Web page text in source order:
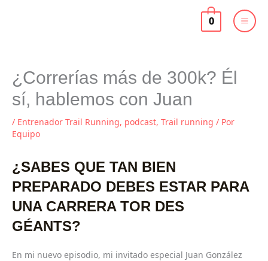
0
¿Correrías más de 300k? Él
sí, hablemos con Juan
/ Entrenador Trail Running, podcast, Trail running / Por
Equipo
¿SABES QUE TAN BIEN
PREPARADO DEBES ESTAR PARA
UNA CARRERA TOR DES
GÉANTS?
En mi nuevo episodio, mi invitado especial Juan González